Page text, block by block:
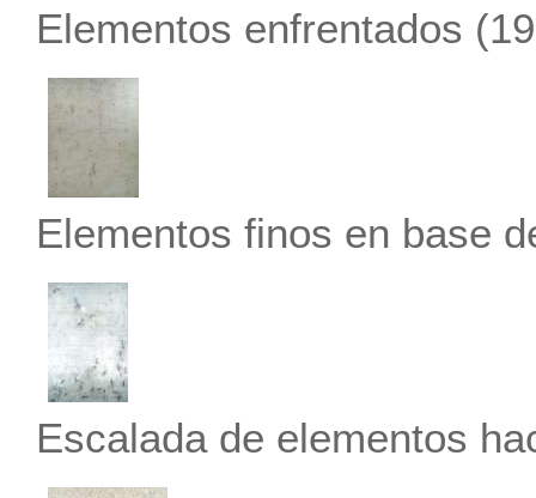
Elementos enfrentados
Elementos finos en base
Escalada de elementos